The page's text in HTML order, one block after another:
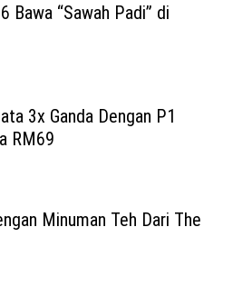
Bawa “Sawah Padi” di
3x Ganda Dengan P1
RM69
Minuman Teh Dari The